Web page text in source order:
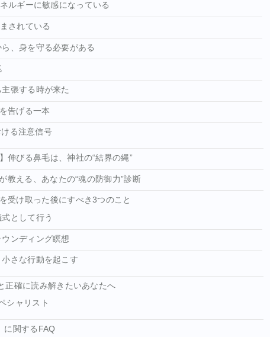
ルギーに敏感になっている
されている
、身を守る必要がある
張する時が来た
告げる一本
る注意信号
伸びる鼻毛は、神社の“結界の縄”
教える、あなたの“魂の防御力”診断
受け取った後にすべき3つのこと
として行う
ンディング瞑想
さな行動を起こす
正確に読み解きたいあなたへ
シャリスト
に関するFAQ